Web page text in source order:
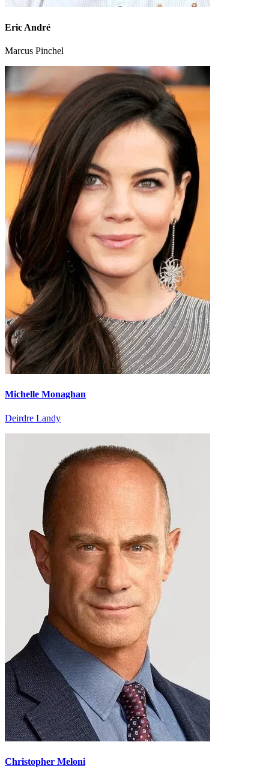
Eric André
Marcus Pinchel
Michelle Monaghan
Deirdre Landy
Christopher Meloni